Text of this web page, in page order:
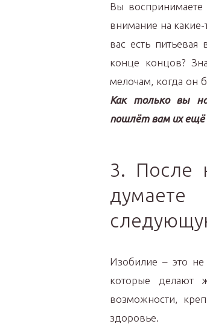
Вы
внимание на
вас есть
конце концов?
мелочам, когда он
Как только вы
пошлёт вам их ещё
3. После
Изобилие – это не
которые делают
возможности,
здоровье.